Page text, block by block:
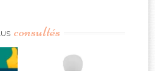
consultés